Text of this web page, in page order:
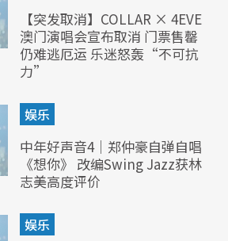
【突发取消】COLLAR × 4EVE
澳门演唱会宣布取消 门票售罄
仍难逃厄运 乐迷怒轰“不可抗
力”
娱乐
中年好声音4｜郑仲豪自弹自唱
《想你》 改编Swing Jazz获林
志美高度评价
娱乐